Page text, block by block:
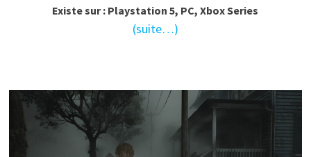
Existe sur : Playstation 5, PC, Xbox Series
(suite…)